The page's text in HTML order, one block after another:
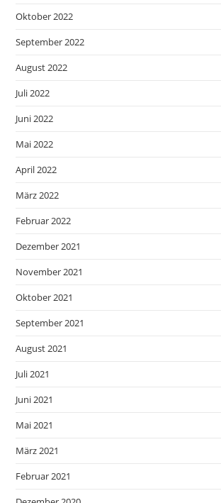
Oktober 2022
September 2022
August 2022
Juli 2022
Juni 2022
Mai 2022
April 2022
März 2022
Februar 2022
Dezember 2021
November 2021
Oktober 2021
September 2021
August 2021
Juli 2021
Juni 2021
Mai 2021
März 2021
Februar 2021